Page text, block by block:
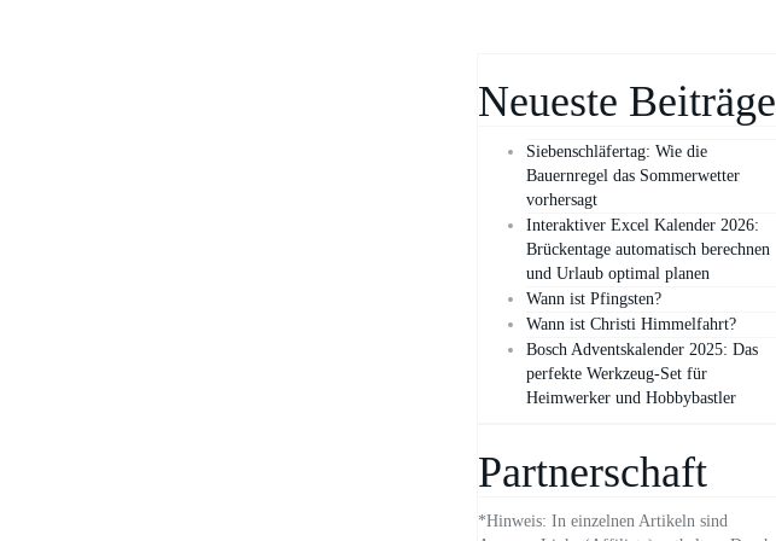
Neueste Beiträge
Siebenschläfertag: Wie die
Bauernregel das Sommerwetter
vorhersagt
Interaktiver Excel Kalender 2026:
Brückentage automatisch berechnen
und Urlaub optimal planen
Wann ist Pfingsten?
Wann ist Christi Himmelfahrt?
Bosch Adventskalender 2025: Das
perfekte Werkzeug-Set für
Heimwerker und Hobbybastler
Partnerschaft
*Hinweis: In einzelnen Artikeln sind